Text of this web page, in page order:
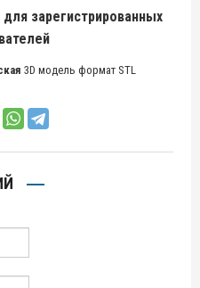
зарегистрированных
3D модель формат STL